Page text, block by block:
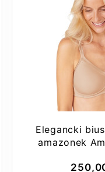
Elegancki
amazonek